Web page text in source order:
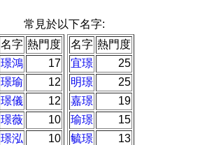
常見於以下名字:
名字 熱門度
璟鴻
17
璟瑜
12
璟儀
12
璟薇
10
璟泓
10
名字 熱門度
宜璟
25
明璟
25
嘉璟
19
瑜璟
15
毓璟
13